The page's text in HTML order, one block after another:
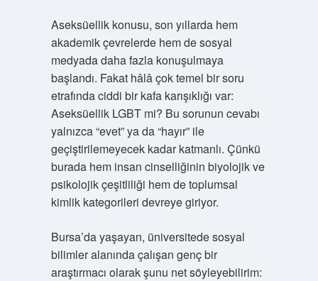
Aseksüellik konusu, son yıllarda hem
akademik çevrelerde hem de sosyal
medyada daha fazla konuşulmaya
başlandı. Fakat hâlâ çok temel bir soru
etrafında ciddi bir kafa karışıklığı var:
Aseksüellik LGBT mi? Bu sorunun cevabı
yalnızca “evet” ya da “hayır” ile
geçiştirilemeyecek kadar katmanlı. Çünkü
burada hem insan cinselliğinin biyolojik ve
psikolojik çeşitliliği hem de toplumsal
kimlik kategorileri devreye giriyor.
Bursa’da yaşayan, üniversitede sosyal
bilimler alanında çalışan genç bir
araştırmacı olarak şunu net söyleyebilirim: